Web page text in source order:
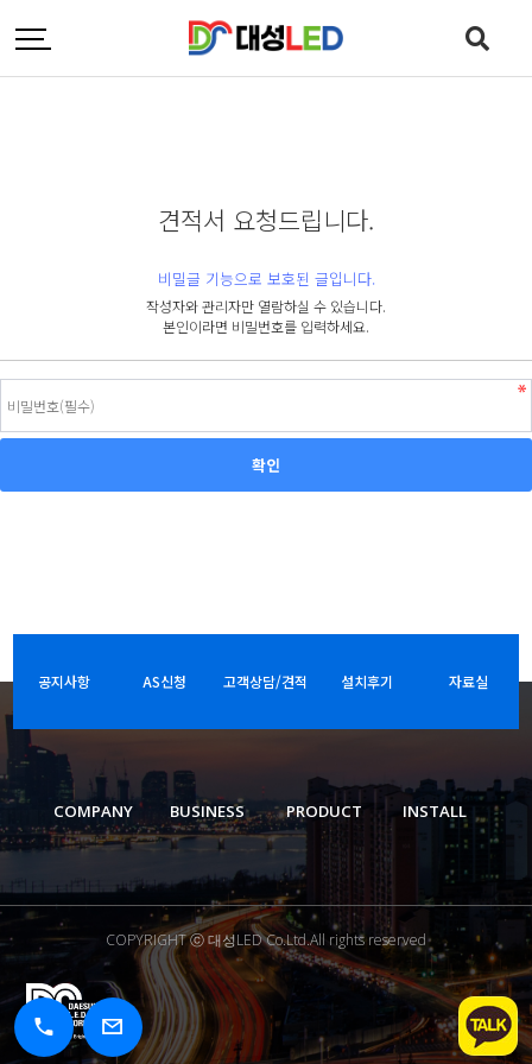
견적서 요청드립니다.
비밀글 기능으로 보호된 글입니다.
작성자와 관리자만 열람하실 수 있습니다.
본인이라면 비밀번호를 입력하세요.
공지사항 AS신청 고객상담/견적 설치후기 자료실
COMPANY BUSINESS PRODUCT INSTALL
COPYRIGHT ⓒ 대성LED Co.Ltd.All rights reserved